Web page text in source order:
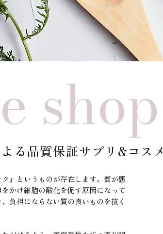
る品質保証サプリ&コスメ
shop
』というものが存在します。質が悪
かけ細胞の酸化を促す原因になって
負担にならない質の良いものを抜く